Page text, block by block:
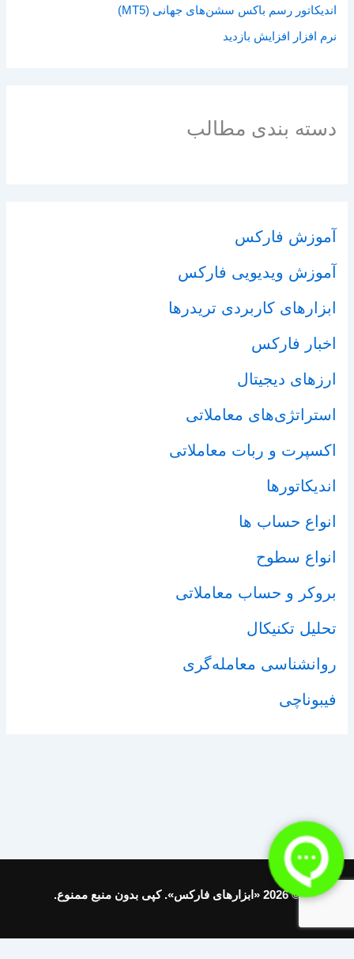
اندیکاتور رسم باکس سشن‌های جهانی (MT5)
نرم افزار افزایش بازدید
دسته بندی مطالب
آموزش فارکس
آموزش ویدیویی فارکس
ابزارهای کاربردی تریدرها
اخبار فارکس
ارزهای دیجیتال
استراتژی‌های معاملاتی
اکسپرت و ربات معاملاتی
اندیکاتورها
انواع حساب ها
انواع سطوح
بروکر و حساب معاملاتی
تحلیل تکنیکال
روانشناسی معامله‌گری
فیبوناچی
© 2026 «ابزارهای فارکس». کپی بدون منبع ممنوع.